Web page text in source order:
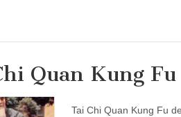
Quan Kung
Tai Chi Quan Kung Fu